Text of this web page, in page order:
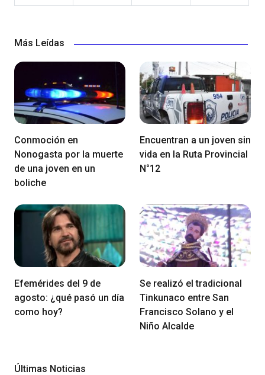
Más Leídas
Conmoción en
Nonogasta por la muerte
de una joven en un
boliche
Encuentran a un joven sin
vida en la Ruta Provincial
N°12
Efemérides del 9 de
agosto: ¿qué pasó un día
como hoy?
Se realizó el tradicional
Tinkunaco entre San
Francisco Solano y el
Niño Alcalde
Últimas Noticias